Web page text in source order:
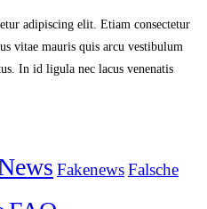
adipiscing elit. Etiam consectetur
vitae mauris quis arcu vestibulum
In id ligula nec lacus venenatis
FakenewsFalsche